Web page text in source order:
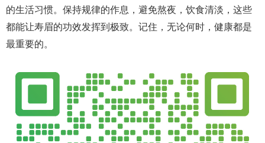
的生活习惯。保持规律的作息，避免熬夜，饮食清淡，这些
都能让寿眉的功效发挥到极致。记住，无论何时，健康都是
最重要的。